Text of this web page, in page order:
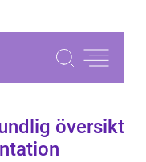
översikt